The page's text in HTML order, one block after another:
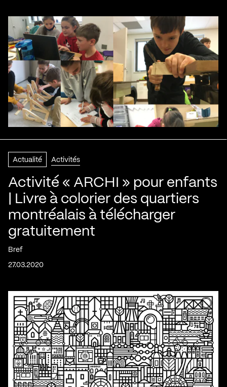
Actualité Activités
Activité « ARCHI » pour enfants
| Livre à colorier des quartiers
montréalais à télécharger
gratuitement
Bref
27.03.2020